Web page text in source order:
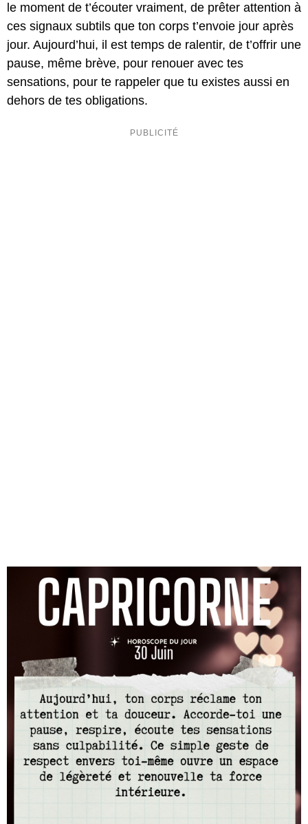
le moment de t’écouter vraiment, de prêter attention à
ces signaux subtils que ton corps t’envoie jour après
jour. Aujourd’hui, il est temps de ralentir, de t’offrir une
pause, même brève, pour renouer avec tes
sensations, pour te rappeler que tu existes aussi en
dehors de tes obligations.